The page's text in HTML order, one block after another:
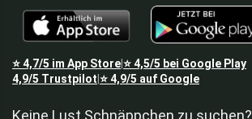
⭐4,7/5 im App Store⭐4,5/5 bei Google Play
4,9/5 Trustpilot ⭐4,9/5 auf Google
Keine Lust Schnäppchen zu suchen?